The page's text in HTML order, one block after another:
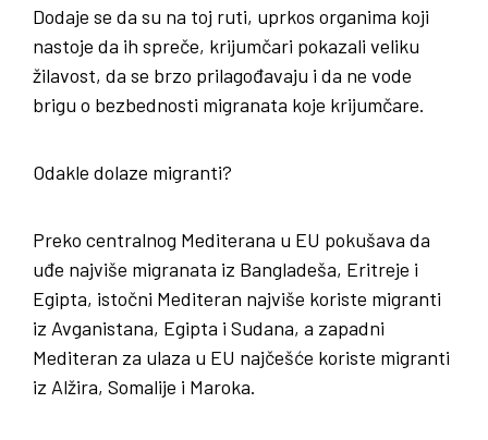
Dodaje se da su na toj ruti, uprkos organima koji
nastoje da ih spreče, krijumčari pokazali veliku
žilavost, da se brzo prilagođavaju i da ne vode
brigu o bezbednosti migranata koje krijumčare.
Odakle dolaze migranti?
Preko centralnog Mediterana u EU pokušava da
uđe najviše migranata iz Bangladeša, Eritreje i
Egipta, istočni Mediteran najviše koriste migranti
iz Avganistana, Egipta i Sudana, a zapadni
Mediteran za ulaza u EU najčešće koriste migranti
iz Alžira, Somalije i Maroka.